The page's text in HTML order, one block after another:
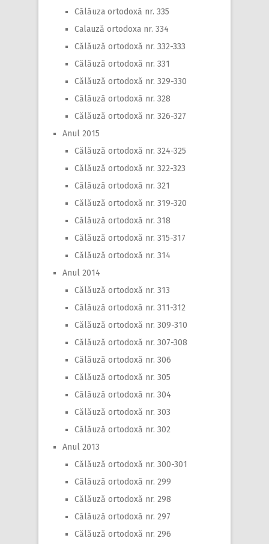
Călăuza ortodoxă nr. 335
Calauză ortodoxa nr. 334
Călăuză ortodoxă nr. 332-333
Călăuză ortodoxă nr. 331
Călăuză ortodoxă nr. 329-330
Călăuză ortodoxă nr. 328
Călăuză ortodoxă nr. 326-327
Anul 2015
Călăuză ortodoxă nr. 324-325
Călăuză ortodoxă nr. 322-323
Călăuză ortodoxă nr. 321
Călăuză ortodoxă nr. 319-320
Călăuză ortodoxă nr. 318
Călăuză ortodoxă nr. 315-317
Călăuză ortodoxă nr. 314
Anul 2014
Călăuză ortodoxă nr. 313
Călăuză ortodoxă nr. 311-312
Călăuză ortodoxă nr. 309-310
Călăuză ortodoxă nr. 307-308
Călăuză ortodoxă nr. 306
Călăuză ortodoxă nr. 305
Călăuză ortodoxă nr. 304
Călăuză ortodoxă nr. 303
Călăuză ortodoxă nr. 302
Anul 2013
Călăuză ortodoxă nr. 300-301
Călăuză ortodoxă nr. 299
Călăuză ortodoxă nr. 298
Călăuză ortodoxă nr. 297
Călăuză ortodoxă nr. 296